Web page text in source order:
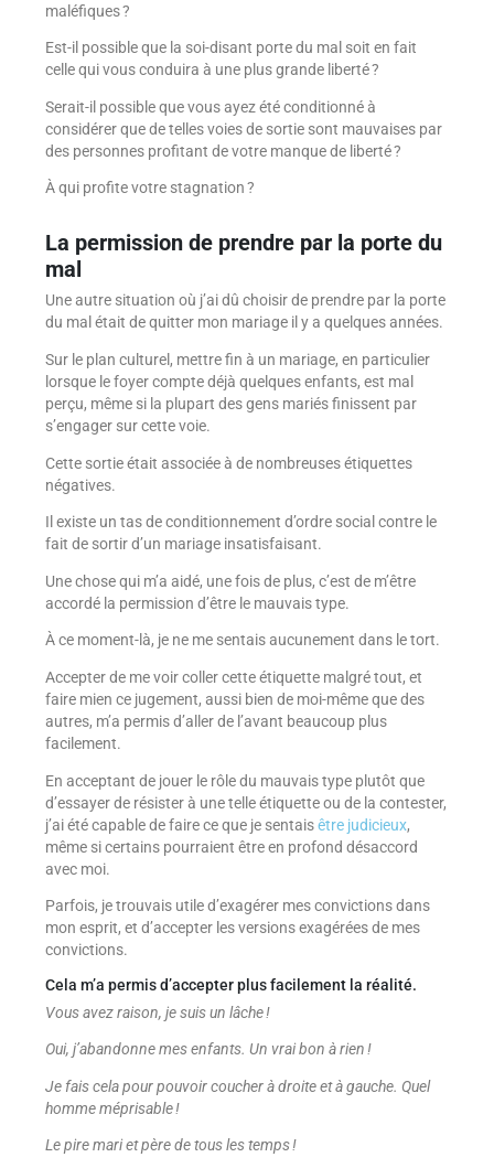
maléfiques ?
Est-il possible que la soi-disant porte du mal soit en fait
celle qui vous conduira à une plus grande liberté ?
Serait-il possible que vous ayez été conditionné à
considérer que de telles voies de sortie sont mauvaises par
des personnes profitant de votre manque de liberté ?
À qui profite votre stagnation ?
La permission de prendre par la porte du
mal
Une autre situation où j’ai dû choisir de prendre par la porte
du mal était de quitter mon mariage il y a quelques années.
Sur le plan culturel, mettre fin à un mariage, en particulier
lorsque le foyer compte déjà quelques enfants, est mal
perçu, même si la plupart des gens mariés finissent par
s’engager sur cette voie.
Cette sortie était associée à de nombreuses étiquettes
négatives.
Il existe un tas de conditionnement d’ordre social contre le
fait de sortir d’un mariage insatisfaisant.
Une chose qui m’a aidé, une fois de plus, c’est de m’être
accordé la permission d’être le mauvais type.
À ce moment-là, je ne me sentais aucunement dans le tort.
Accepter de me voir coller cette étiquette malgré tout, et
faire mien ce jugement, aussi bien de moi-même que des
autres, m’a permis d’aller de l’avant beaucoup plus
facilement.
En acceptant de jouer le rôle du mauvais type plutôt que
d’essayer de résister à une telle étiquette ou de la contester,
j’ai été capable de faire ce que je sentaisêtre judicieux,
même si certains pourraient être en profond désaccord
avec moi.
Parfois, je trouvais utile d’exagérer mes convictions dans
mon esprit, et d’accepter les versions exagérées de mes
convictions.
Cela m’a permis d’accepter plus facilement la réalité.
Vous avez raison, je suis un lâche !
Oui, j’abandonne mes enfants. Un vrai bon à rien !
Je fais cela pour pouvoir coucher à droite et à gauche. Quel
homme méprisable !
Le pire mari et père de tous les temps !